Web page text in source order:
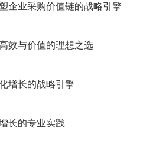
可验证的成功案例
在丰富的实战经验上，他们不仅拥
更看重案例的质量与相关性，一个
会主动提供详尽的案例研究，清晰
、面临的挑战、所采取的优化策
企业采购价值链的战略引擎
效与价值的理想之选
增长的战略引擎
长的专业实践